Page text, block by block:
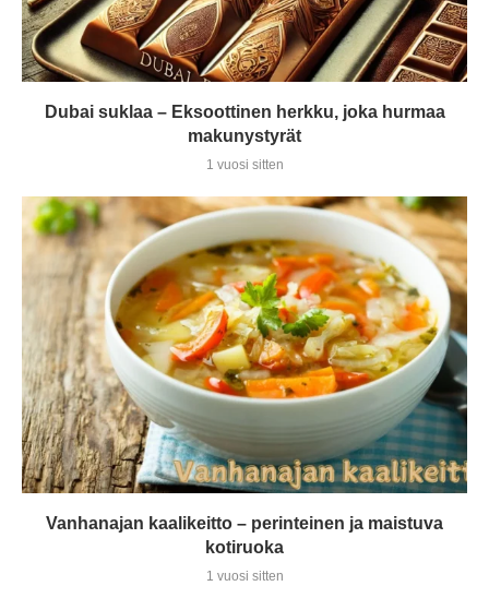
Dubai suklaa – Eksoottinen herkku, joka hurmaa
makunystyrät
1 vuosi sitten
Vanhanajan kaalikeitto – perinteinen ja maistuva
kotiruoka
1 vuosi sitten